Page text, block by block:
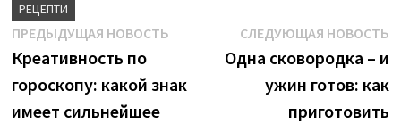
РЕЦЕПТИ
Навигация
по
записям
ПРЕДЫДУЩАЯ НОВОСТЬПредыдущая
новость:
Креативность по
гороскопу: какой знак
имеет сильнейшее
СЛЕДУЮЩАЯ НОВОСТЬ
Одна сковородка – и
ужин готов: как
приготовить